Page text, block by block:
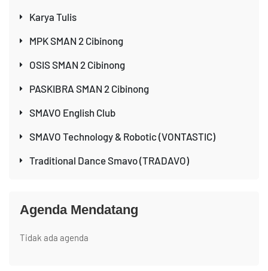
Karya Tulis
MPK SMAN 2 Cibinong
OSIS SMAN 2 Cibinong
PASKIBRA SMAN 2 Cibinong
SMAVO English Club
SMAVO Technology & Robotic (VONTASTIC)
Traditional Dance Smavo (TRADAVO)
Agenda Mendatang
Tidak ada agenda